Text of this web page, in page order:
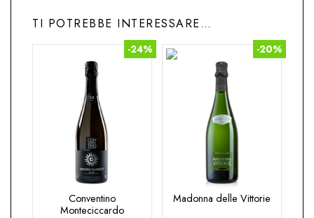
TI POTREBBE INTERESSARE…
-24%
Conventino
Monteciccardo
-20%
Madonna delle Vittorie